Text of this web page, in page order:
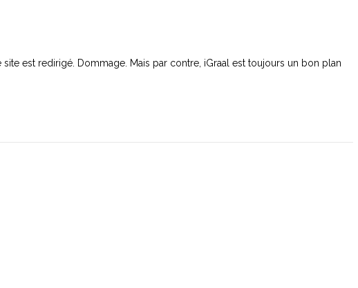
est redirigé. Dommage. Mais par contre, iGraal est toujours un bon plan